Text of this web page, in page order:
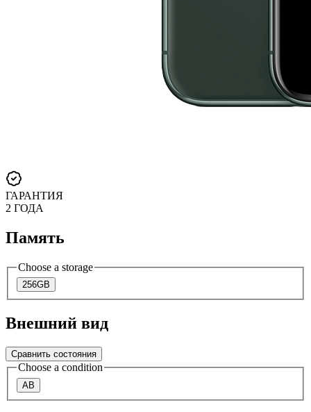
ГАРАНТИЯ
2 ГОДА
Память
Choose a storage
256GB
Внешний вид
Сравнить состояния
Choose a condition
AB